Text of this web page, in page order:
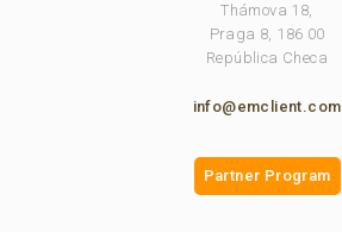
Thámova 18,
Praga 8, 186 00
República Checa
info@emclient.com
Partner Program